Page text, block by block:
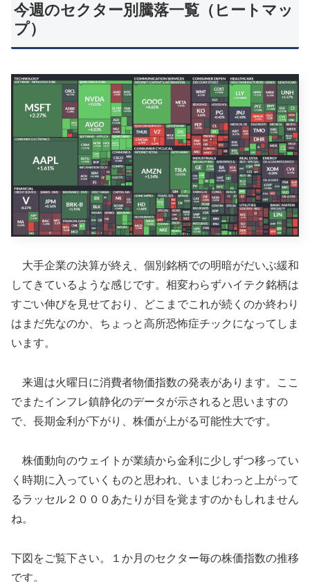
今週のセクター別騰落一覧（ヒートマッ
プ）
大手企業の決算が終え、個別銘柄での明暗がだいぶ緩和
してきているような感じです。相変わらずハイテク銘柄は
すごい伸びを見せており、どこまでこれが続くのか終わり
はまだ先なのか、ちょっと高所恐怖症チックになってしま
います。
来週は火曜日に消費者物価指数の発表があります。ここ
でまたインフレ鎮静化のデータが示されると思いますの
で、長期金利が下がり、株価が上がる可能性大です。
株価動向のウェイトが業績から金利に少しずつ移ってい
く時期に入っていくものと思われ、いまじわっと上がって
るラッセル２０００あたりが目を覚ますのかもしれません
ね。
下図をご覧下さい。１か月のセクター毎の株価指数の推移
です。